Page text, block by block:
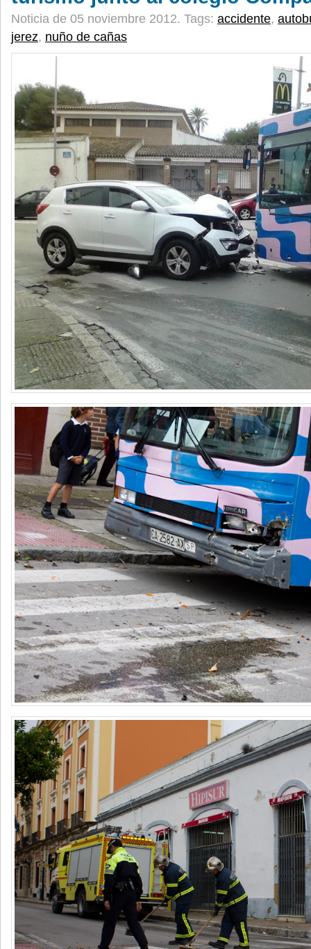
Noticia de 05 noviembre 2012. Tags: accidente,
jerez, nuño de cañas